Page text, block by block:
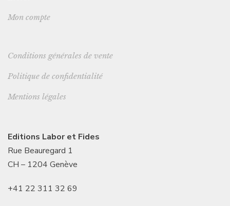
Mon compte
Conditions générales de vente
Politique de confidentialité
Mentions légales
Editions Labor et Fides
Rue Beauregard 1
CH – 1204 Genève
+41 22 311 32 69